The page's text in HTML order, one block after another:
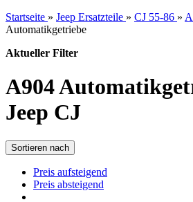
Startseite » Jeep Ersatzteile » CJ 55-86 »
Automatikgetriebe
Aktueller Filter
A904
Jeep CJ
Sortieren nach
Preis aufsteigend
Preis absteigend